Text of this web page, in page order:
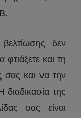
δεν
και τη
σας και να την
διαδικασία της
σας είναι